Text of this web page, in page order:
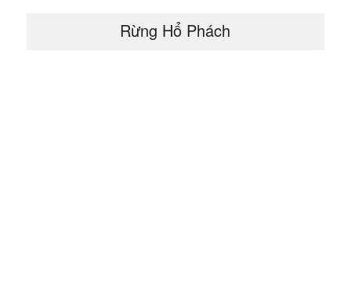
Rừng Hổ Phách